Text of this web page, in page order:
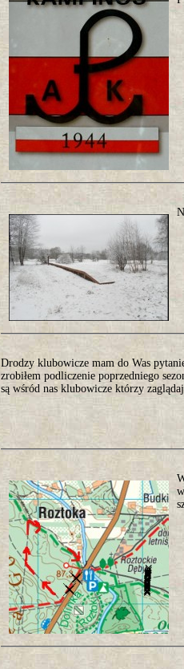
Drodzy klubowicze mam do Was
zrobiłem podliczenie poprzedniego
są wśród nas klubowicze którzy